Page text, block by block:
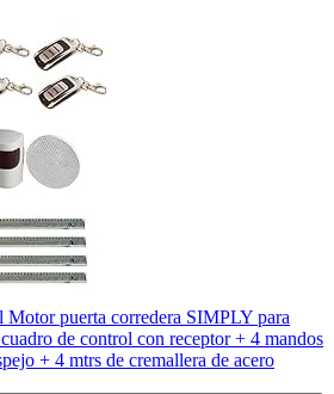
puerta corredera SIMPLY para
de control con receptor + 4 mandos
+ 4 mtrs de cremallera de acero